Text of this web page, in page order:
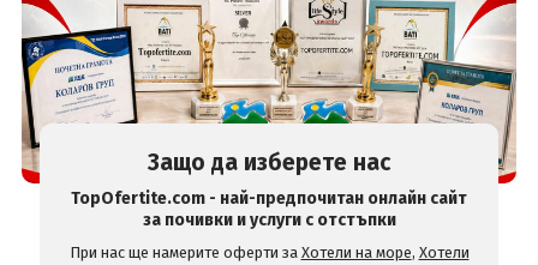
Защо да изберете нас
TopOfertite.com - най-предпочитан онлайн сайт
за почивки и услуги с отстъпки
При нас ще намерите оферти за Хотели на море, Хотели